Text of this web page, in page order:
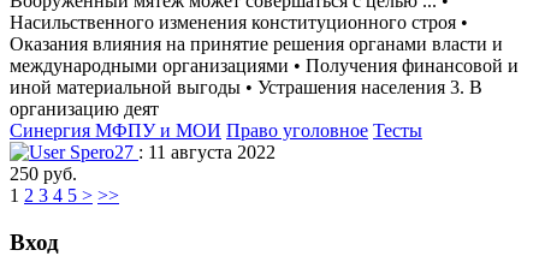
Насильственного изменения конституционного строя •
Оказания влияния на принятие решения органами власти и
международными организациями • Получения финансовой и
иной материальной выгоды • Устрашения населения 3. В
организацию деят
Синергия МФПУ и МОИ Право уголовное Тесты
Spero27 : 11 августа 2022
250 руб.
1 2 3 4 5 > >>
Вход